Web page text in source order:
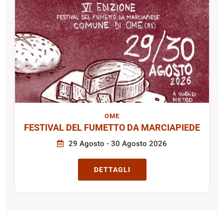
OME
FESTIVAL DEL FUMETTO DA MARCIAPIEDE
29 Agosto - 30 Agosto 2026
DETTAGLI